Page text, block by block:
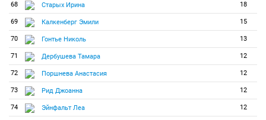
68 Старых Ирина 18
69 Калкенберг Эмили 15
70 Гонтье Николь 13
71 Дербушева Тамара 12
72 Поршнева Анастасия 12
73 Рид Джоанна 12
74 Эйнфальт Леа 12